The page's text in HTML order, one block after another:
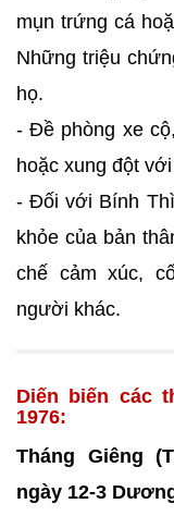
mụn trứng cá
Những triệu
họ.
- Đề phòng xe
hoặc xung đột
- Đối với Bính
khỏe của bản
chế cảm xúc,
người khác.
Diến biến các
1976:
Tháng Giêng
ngày 12-3